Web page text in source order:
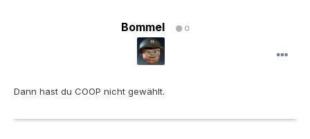
Bommel 0
Dann hast du COOP nicht gewählt.